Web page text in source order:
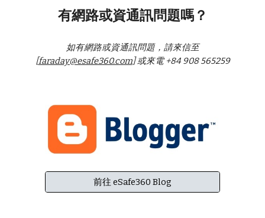
有網路或資通訊問題嗎？
如有網路或資通訊問題，請來信至
[faraday@esafe360.com] 或來電 +84 908 565259
前往 eSafe360 Blog